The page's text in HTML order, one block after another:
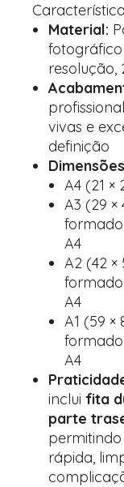
Material:
resolução,
vivas e
definição
A4 (21 ×
A3 (29 ×
A4
A2 (42 ×
A4
A1 (59 ×
A4
inclui fita
parte
rápida,